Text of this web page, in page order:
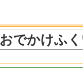
おでかけふく